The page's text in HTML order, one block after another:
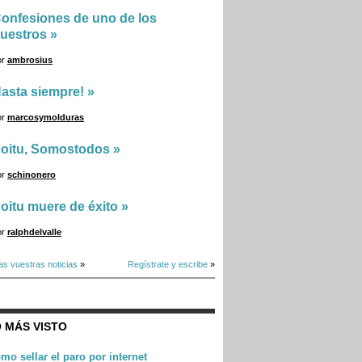
de uno de los
»
ambrosius
siempre! »
marcosymolduras
Somostodos »
schinonero
muere de éxito »
ralphdelvalle
vuestras noticias » Regístrate y escribe »
MÁS VISTO
sellar el paro por internet